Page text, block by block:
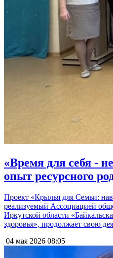
«Время для себя -
опыт ресурсного
Проект «Крылья для Семьи:
реализуемый Ассоциацией
Иркутской области
здоровья», продолжает свою
04 мая 2026 08:05